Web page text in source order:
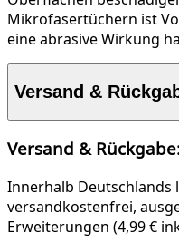
Mikrofasertüchern ist
eine abrasive Wirkung
Versand &
Versand &
Innerhalb Deutschlands
versandkostenfrei,
Erweiterungen (4,99 €